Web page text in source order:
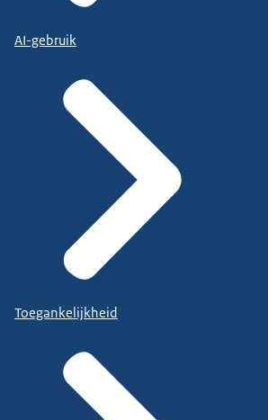
AI-gebruik
Toegankelijkheid